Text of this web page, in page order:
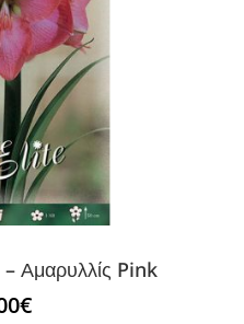
Αμαρυλλίς Pink
€